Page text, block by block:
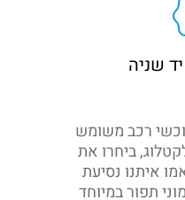
שניה
רכב משומש
ביחרו את
איתנו נסיעת
תפור במיוחד